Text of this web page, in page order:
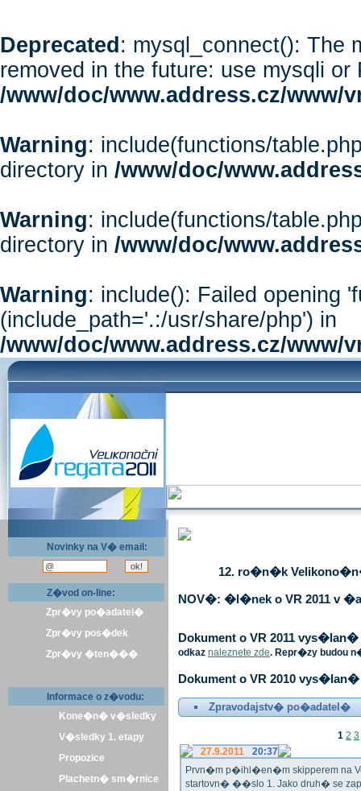
Deprecated : mysql_connect(): The
removed in the future: use mysqli or
/www/doc/www.address.cz/www/
Warning: include(functions/
directory in /www/doc/
Warning: include(functions/
directory in /www/doc/
Warning: include(): Failed opening
(include_path='.:/usr/share/php') in
/www/doc/www.address.cz/www/
Novinky na V� email:
Z�vod on-line:
Zpr�vy po�adatel�
Zpr�vy pos�dek
Zpr�vy �ten���
Informace o z�vodu:
Kone�n� v�sledky
V�sledky 1. etapy
Propozice
Plachetn� sm�rnice
12. ro�n�k
NOV�: �l�nek o VR 2011 v
Dokument o VR 2011
odkaz naleznete zde. Repr�zy budou
Dokument o VR 2010
Zpravodajstv� po�adatel�
1 2 3
27.9.2011
20:37
Prvn�m p�ihl�en�m skipperem na
startovn� ��slo 1. Jako druh� se